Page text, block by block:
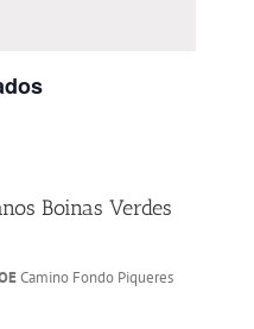
Boinas Verdes
Camino Fondo Piqueres